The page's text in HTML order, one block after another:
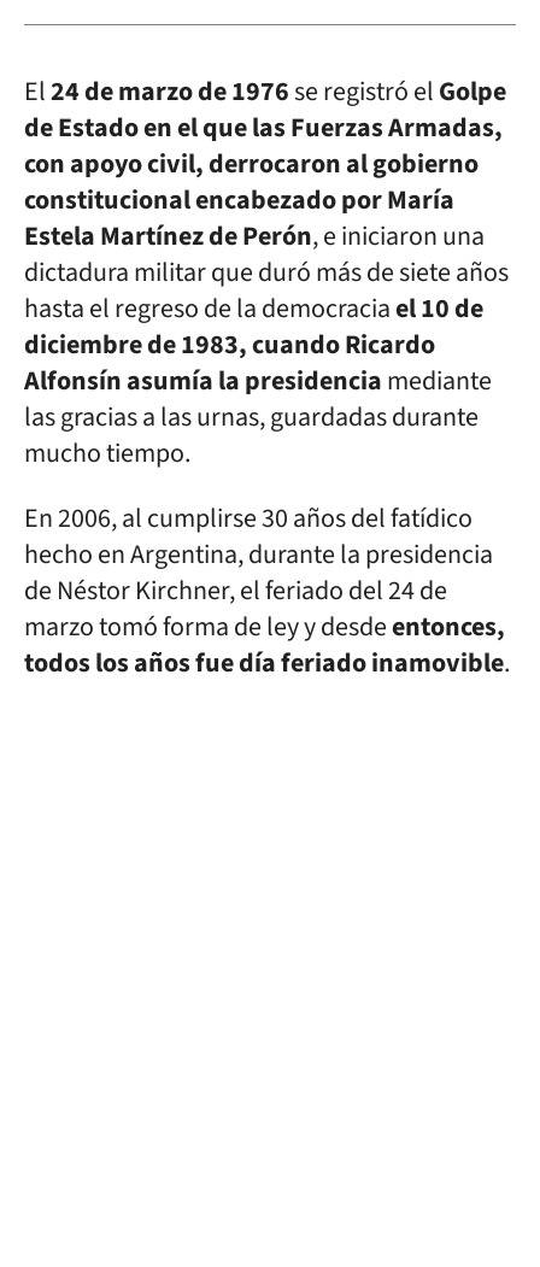
El24 de marzo de 1976se registró elGolpe
de Estado en el que las Fuerzas Armadas,
con apoyo civil, derrocaron al gobierno
constitucional encabezado por María
Estela Martínez de Perón, e iniciaron una
dictadura militar que duró más de siete años
hasta el regreso de la democraciael 10 de
diciembre de 1983, cuando Ricardo
Alfonsín asumía la presidenciamediante
las gracias a las urnas, guardadas durante
mucho tiempo.
En 2006, al cumplirse 30 años del fatídico
hecho en Argentina, durante la presidencia
de Néstor Kirchner, el feriado del 24 de
marzo tomó forma de ley y desdeentonces,
todos los años fue día feriado inamovible.